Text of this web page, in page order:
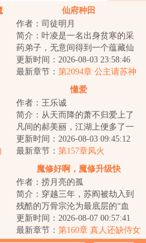
仙府种田
作者：司徒明月
简介：叶凌是一名出身贫寒的采
药弟子，无意间得到一个蕴藏仙
府的玉佩，从此踏上真正的修仙
之路。在这座神...
更新时间：2026-08-03 23:58:46
最新章节： 第2094章 公主请苏神
懂爱
作者：王乐诚
简介：从天而降的萧不归爱上了
凡间的郝美丽，江湖上便多了一
个爱情故事。...
更新时间：2026-08-03 09:45:12
最新章节： 第157章凤火
魔修好啊，魔修升级快
作者：捞月亮的孤
简介：穿越三年，苏阎被劫入到
残酷的万骨宗沦为最底层的“血
食”杂役。&lt;br/&gt;宗门铁律，
反杀宗门弟...
更新时间：2026-08-07 00:57:41
最新章节： 第160章 真人还缺侍女